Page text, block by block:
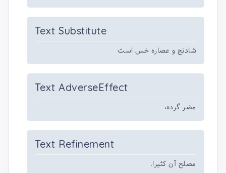
Text Substitute
شادنج و عصاره خس است
Text AdverseEffect
مضر گرده،
Text Refinement
مصلح آن کثیرا.